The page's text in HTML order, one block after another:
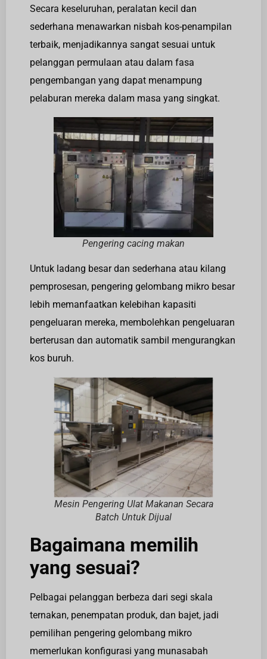
Secara keseluruhan, peralatan kecil dan
sederhana menawarkan nisbah kos-penampilan
terbaik, menjadikannya sangat sesuai untuk
pelanggan permulaan atau dalam fasa
pengembangan yang dapat menampung
pelaburan mereka dalam masa yang singkat.
Pengering cacing makan
Untuk ladang besar dan sederhana atau kilang
pemprosesan, pengering gelombang mikro besar
lebih memanfaatkan kelebihan kapasiti
pengeluaran mereka, membolehkan pengeluaran
berterusan dan automatik sambil mengurangkan
kos buruh.
Mesin Pengering Ulat Makanan Secara
Batch Untuk Dijual
Bagaimana memilih
yang sesuai?
Pelbagai pelanggan berbeza dari segi skala
ternakan, penempatan produk, dan bajet, jadi
pemilihan pengering gelombang mikro
memerlukan konfigurasi yang munasabah